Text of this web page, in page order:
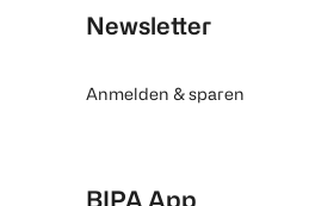
Newsletter
Anmelden & sparen
BIPA App